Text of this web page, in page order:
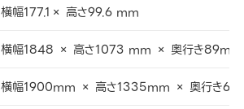
横幅177.1× 高さ99.6 mm
横幅1848 × 高さ1073 mm × 奥行き89mm
横幅1900mm × 高さ1335mm × 奥行き